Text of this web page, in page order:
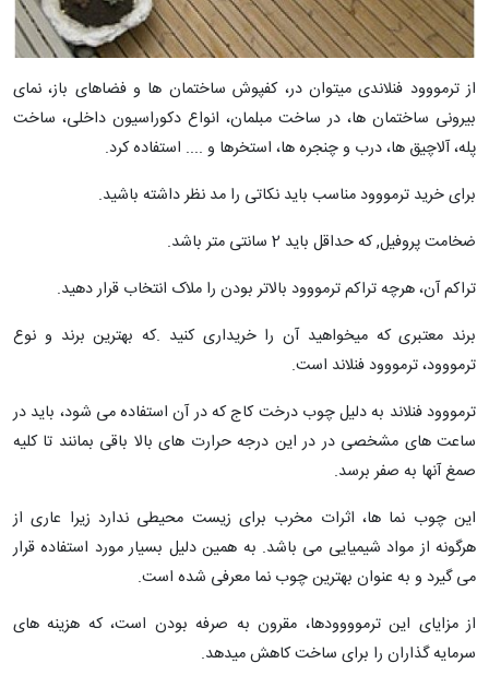
از ترمووود فنلاندی میتوان در، کفپوش ساختمان ها و فضاهای باز، نمای
بیرونی ساختمان ها، در ساخت مبلمان، انواع دکوراسیون داخلی، ساخت
پله، آلاچیق ها، درب و چنجره ها، استخرها و .... استفاده کرد.
برای خرید ترمووود مناسب باید نکاتی را مد نظر داشته باشید.
ضخامت پروفیل, که حداقل باید 2 سانتی متر باشد.
تراکم آن، هرچه تراکم ترمووود بالاتر بودن را ملاک انتخاب قرار دهید.
برند معتبری که میخواهید آن را خریداری کنید .که بهترین برند و نوع
ترمووود، ترمووود فنلاند است.
ترمووود فنلاند به دلیل چوب درخت کاج که در آن استفاده می شود، باید در
ساعت های مشخصی در در این درجه حرارت های بالا باقی بمانند تا کلیه
صمغ آنها به صفر برسد.
این چوب نما ها، اثرات مخرب برای زیست محیطی ندارد زیرا عاری از
هرگونه از مواد شیمیایی می باشد. به همین دلیل بسیار مورد استفاده قرار
می گیرد و به عنوان بهترین چوب نما معرفی شده است.
از مزایای این ترموووودها، مقرون به صرفه بودن است، که هزینه های
سرمایه گذاران را برای ساخت کاهش میدهد.